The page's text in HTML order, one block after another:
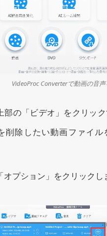
VideoProc Converterで動画の音
の「ビデオ」をクリック
削除したい動画ファイル
プション」をクリックし